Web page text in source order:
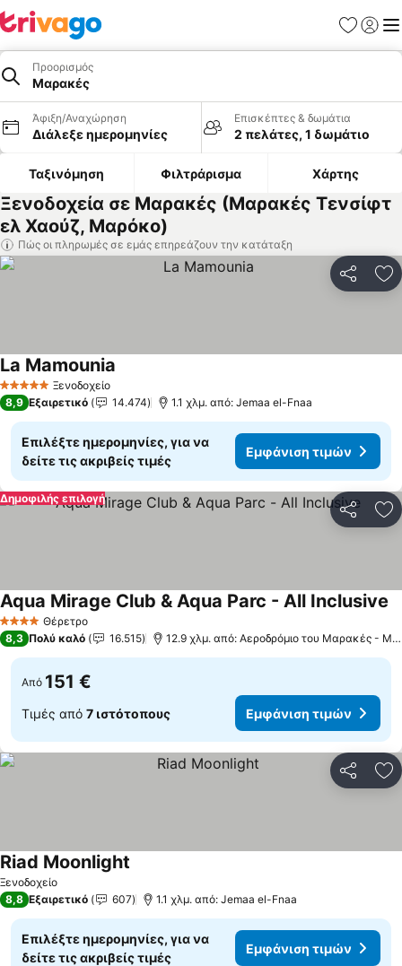
Προορισμός
Μαρακές
Άφιξη/Αναχώρηση
Διάλεξε ημερομηνίες
Επισκέπτες & δωμάτια
2 πελάτες, 1 δωμάτιο
Ταξινόμηση Φιλτράρισμα Χάρτης
Ξενοδοχεία σε Μαρακές (Μαρακές Τενσίφτ
ελ Χαούζ, Μαρόκο)
Πώς οι πληρωμές σε εμάς επηρεάζουν την κατάταξη
5 Αστέρια Ξενοδοχείο
La Mamounia
8,9 Εξαιρετικό 14.474 1.1 χλμ. από: Jemaa el-Fnaa
Επιλέξτε ημερομηνίες, για να
δείτε τις ακριβείς τιμές
Εμφάνιση τιμών
Δημοφιλής επιλογή
4 ΑστέριαΘέρετρο
Aqua Mirage Club & Aqua Parc - All Inclusive
8,3 Πολύ καλό 16.515 12.9 χλμ. από: Αεροδρόμιο του Μαρακές - Μενάρε
Από 151 €
Τιμές από 7 ιστότοπους Εμφάνιση τιμών
Ξενοδοχείο
Riad Moonlight
8,8 Εξαιρετικό 607 1.1 χλμ. από: Jemaa el-Fnaa
Επιλέξτε ημερομηνίες, για να
δείτε τις ακριβείς τιμές
Εμφάνιση τιμών